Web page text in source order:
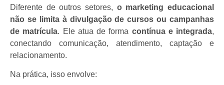
Diferente de outros setores, o marketing educacional
não se limita à divulgação de cursos ou campanhas
de matrícula. Ele atua de forma contínua e integrada,
conectando comunicação, atendimento, captação e
relacionamento.
Na prática, isso envolve: